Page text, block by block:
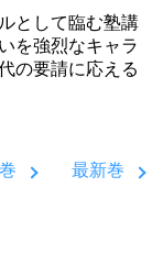
として臨む塾講
を強烈なキャラ
の要請に応える
最新巻